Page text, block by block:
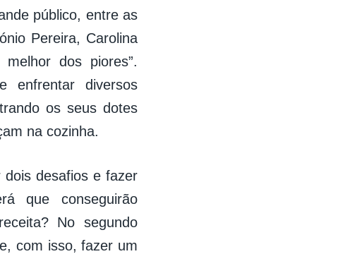
público, entre as
Pereira, Carolina
dos piores”.
enfrentar diversos
os seus dotes
na cozinha.
desafios e fazer
que conseguirão
No segundo
com isso, fazer um